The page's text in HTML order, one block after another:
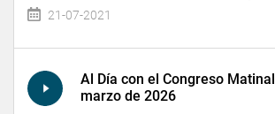
21-07-2021
Al Día con el Congreso
marzo de 2026